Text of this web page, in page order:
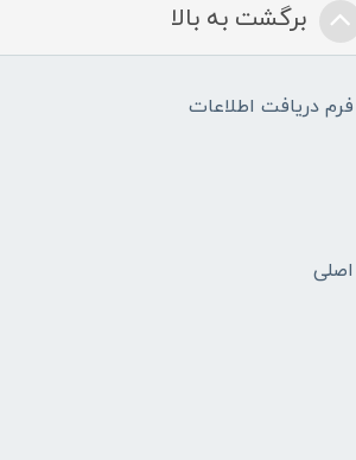
برگشت به بالا
دریافت اطلاعات